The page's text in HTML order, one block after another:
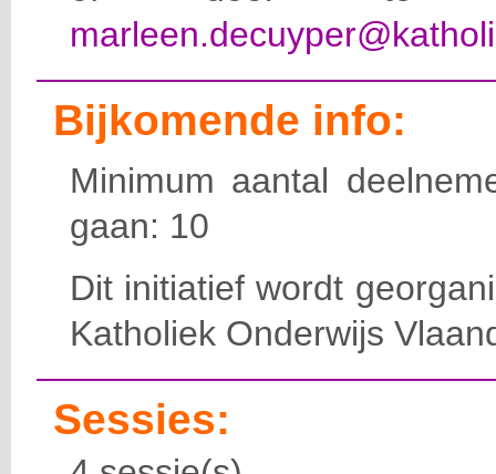
Bijkomende info:
Minimum aantal
gaan: 10
Dit initiatief wordt
Katholiek Onderwijs
Sessies: